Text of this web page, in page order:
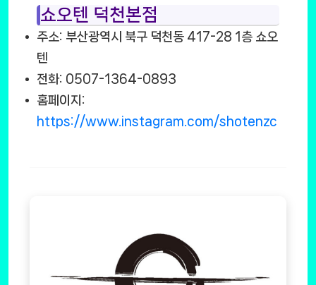
쇼오텐 덕천본점
주소: 부산광역시 북구 덕천동 417-28 1층 쇼오
텐
전화: 0507-1364-0893
홈페이지:
https://www.instagram.com/shotenzc